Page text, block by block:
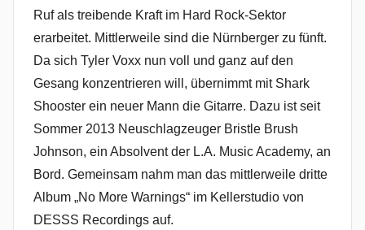
Ruf als treibende Kraft im Hard Rock-Sektor
erarbeitet. Mittlerweile sind die Nürnberger zu fünft.
Da sich Tyler Voxx nun voll und ganz auf den
Gesang konzentrieren will, übernimmt mit Shark
Shooster ein neuer Mann die Gitarre. Dazu ist seit
Sommer 2013 Neuschlagzeuger Bristle Brush
Johnson, ein Absolvent der L.A. Music Academy, an
Bord. Gemeinsam nahm man das mittlerweile dritte
Album „No More Warnings“ im Kellerstudio von
DESSS Recordings auf.